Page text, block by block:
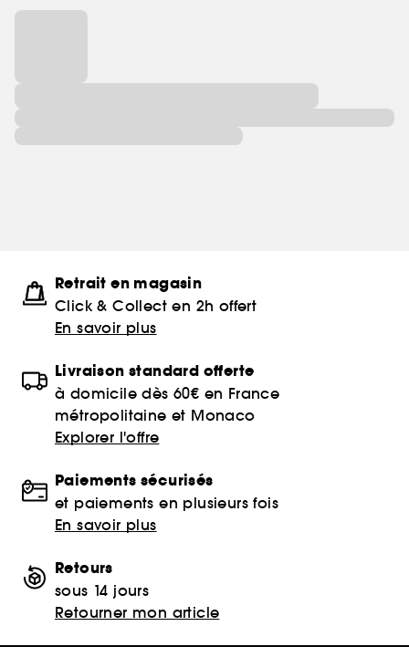
Retrait en magasin
Click & Collect en 2h offert
En savoir plus
Livraison standard offerte
à domicile dès 60€ en France
métropolitaine et Monaco
Explorer l'offre
Paiements sécurisés
et paiements en plusieurs fois
En savoir plus
Retours
sous 14 jours
Retourner mon article